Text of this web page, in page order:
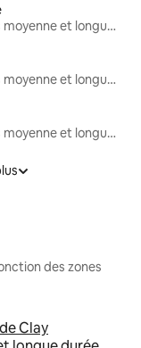
Locations moyenne et longue durée
Locations moyenne et longue durée
Locations moyenne et longue durée
des zones
Clay